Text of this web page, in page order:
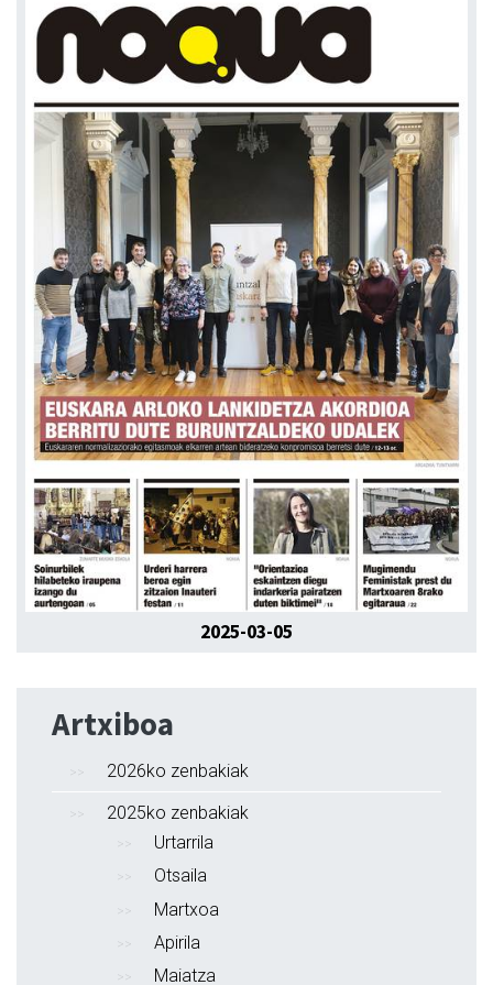
2025-03-05
Artxiboa
2026ko zenbakiak
2025ko zenbakiak
Urtarrila
Otsaila
Martxoa
Apirila
Maiatza